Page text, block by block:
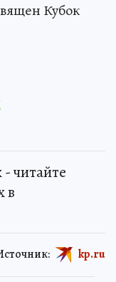
Кубок
читайте
в
kp.ru